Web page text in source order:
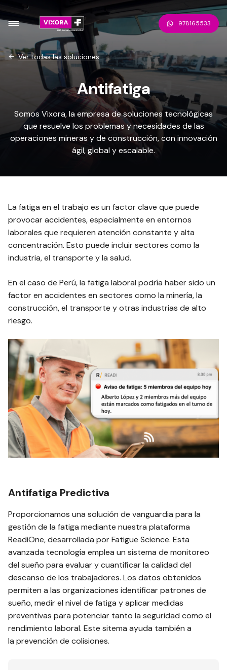
978165533
Ver todas las soluciones
Antifatiga
Somos Vixora, la empresa de soluciones tecnológicas
que resuelve los problemas y necesidades de las
operaciones mineras y de construcción, con innovación
ágil, global y escalable.
La fatiga en el trabajo es un factor clave que puede
provocar accidentes, especialmente en entornos
laborales que requieren atención constante y alta
concentración. Esto puede incluir sectores como la
industria, el transporte y la salud.
En el caso de Perú, la fatiga laboral podría haber sido un
factor en accidentes en sectores como la minería, la
construcción, el transporte y otras industrias de alto
riesgo.
Antifatiga Predictiva
Proporcionamos una solución de vanguardia para la
gestión de la fatiga mediante nuestra plataforma
ReadiOne, desarrollada por Fatigue Science. Esta
avanzada tecnología emplea un sistema de monitoreo
del sueño para evaluar y cuantificar la calidad del
descanso de los trabajadores. Los datos obtenidos
permiten a las organizaciones identificar patrones de
sueño, medir el nivel de fatiga y aplicar medidas
preventivas para potenciar tanto la seguridad como el
rendimiento laboral. Este sitema ayuda también a
la prevención de colisiones.